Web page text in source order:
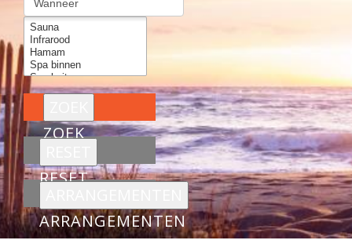
ZOEK
RESET
ARRANGEMENTEN